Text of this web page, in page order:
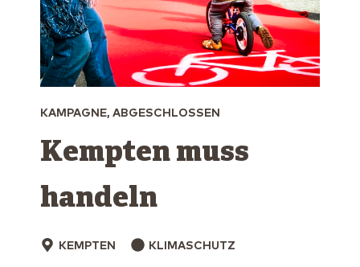
KAMPAGNE, ABGESCHLOSSEN
Kempten muss
handeln
KEMPTEN KLIMASCHUTZ